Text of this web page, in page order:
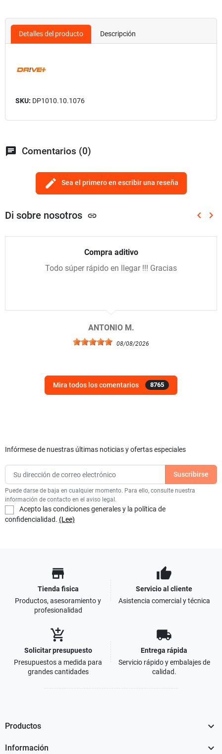
Detalles del producto Descripción
SKU: DP1010.10.1076
chat Comentarios (0)
edit Sea el primero en escribir una reseña
Di sobre nosotros link keyboard_arrow_left keyboard_arrow_right
Compra aditivo
Todo súper rápido en llegar !!! Gracias
ANTONIO M.
08/08/2026
Mira todos los comentarios 8765
Infórmese de nuestras últimas noticias y ofertas especiales
Puede darse de baja en cualquier momento. Para ello, consulte nuestra
información de contacto en el aviso legal.
Acepto las condiciones generales y la política de
confidencialidad. (Lee)
store
Tienda fisica
Productos, asesoramiento y
profesionalidad
thumb_up
Servicio al cliente
Asistencia comercial y técnica
add_shopping_cart
Solicitar presupuesto
Presupuestos a medida para
grandes cantidades
local_shipping
Entrega rápida
Servicio rápido y embalajes de
calidad.
Productos 
Información 